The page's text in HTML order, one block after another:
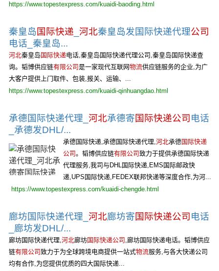
https://www.topestexpress.com/kuaidi-baoding.html
秦皇岛国际快递 河北秦皇岛发国际快递代理公司
电话_秦皇岛...
河北秦皇岛 国际快递电话,秦皇岛国际快递代理公司,秦皇岛国际快递查
询。韬博供应链有限公司是一家现代互联网物流供应链服务的企业,为广
大客户提供上门取件、包装,报关、运输、...
https://www.topestexpress.com/kuaidi-qinhuangdao.html
承德国际快递代理_ 河北承德寄国际快递公司 电话
_承德发DHL/...
承德国际快递,承德国际快递代理,河北承德国际快递
公司。韬博供应链有限公司致力于提供承德国际快递
代理服务,我司与DHL国际快递,EMS国际邮政快
递,UPS国际快递,FEDEX联邦快递等深度合作,为河...
https://www.topestexpress.com/kuaidi-chengde.html
廊坊国际快递代理_ 河北廊坊寄国际快递公司 电话
_廊坊发DHL/...
廊坊国际快递代理,河北廊坊国际快递公司 ,廊坊国际快递电话。韬博供应
链有限公司致力于为全球跨境电商提供一站式物流服务,与各大快递公司
均有合作,为您提供优质的四大国际快递...